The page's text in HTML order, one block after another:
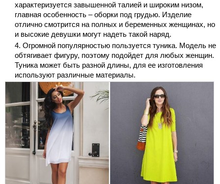
характеризуется завышенной талией и широким низом,
главная особенность – оборки под грудью. Изделие
отлично смотрится на полных и беременных женщинах, но
и высокие девушки могут надеть такой наряд.
Огромной популярностью пользуется туника. Модель не
обтягивает фигуру, поэтому подойдет для любых женщин.
Туника может быть разной длины, для ее изготовления
используют различные материалы.